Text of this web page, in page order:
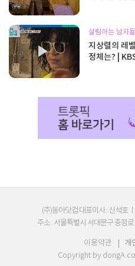
살림하는 남자들
지상렬의 레
정체는? |
(주)동아닷컴 대표이사 : 신석호
주소 : 서울특별시 서대문구 충정로
이용약관
| 개
Copyright by